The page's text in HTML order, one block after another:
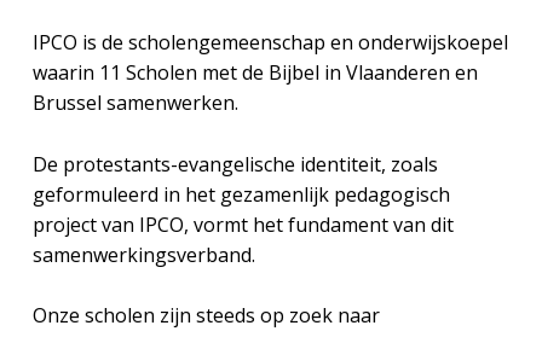
IPCO is de scholengemeenschap en onderwijskoepel
waarin 11 Scholen met de Bijbel in Vlaanderen en
Brussel samenwerken.
De protestants-evangelische identiteit, zoals
geformuleerd in het gezamenlijk pedagogisch
project van IPCO, vormt het fundament van dit
samenwerkingsverband.
Onze scholen zijn steeds op zoek naar